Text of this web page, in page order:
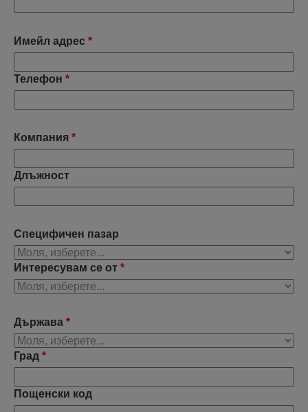
Имейл адрес *
Телефон *
Компания *
Длъжност
Специфичен пазар
Интересувам се от *
Държава *
Град *
Пощенски код